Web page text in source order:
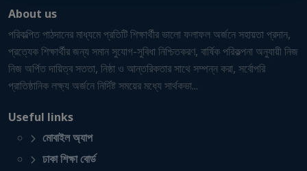
About us
পরিকল্পিত পাঠদানের মাধ্যমে প্রতিটি শিক্ষার্থীর ভালো ফলাফল অর্জনে সহায়তা প্রদান,
প্রত্যেক শিক্ষার্থীর জন্য সমান সুযোগ-সুবিধা নিশ্চিতকরণ, বার্ষিক পরিকল্পনা অনুযায়ী নিজ
নিজ অর্পিত দায়িত্ব সততা, নিষ্ঠা ও আন্তরিকতার সাথে সম্পন্ন করা, সর্বোপরি
প্রাতিষ্ঠানিক লক্ষ্য অর্জনে নির্দিষ্ট সময়ের মধ্যে সার্থকভা...
Useful links
মোবাইল অ্যাপ
ঢাকা শিক্ষা বোর্ড